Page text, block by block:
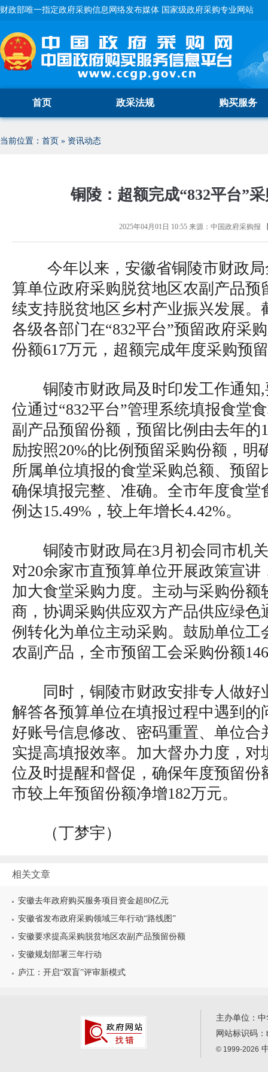
财政部唯一指定政府采购信息网络发布媒体 国家级政府采购专业网站
首页 政采法规 购买服务
当前位置： 首页 » 资讯动态
铜陵：超额完成“832平台”
2025年04月01日 10:55来源： 中国政府采购报
今年以来，安徽省铜陵市财政
算单位政府采购脱贫地区农副产品预
续支持脱贫地区乡村产业振兴发展。
各级各部门在“832平台”预留政府采
份额617万元，超额完成年度采购预
铜陵市财政局及时印发工作通知
位通过“832平台”管理系统填报食堂
副产品预留份额，预留比例由去年的
励按照20%的比例预留采购份额，明
所属单位填报的食堂采购总额、预留
确保填报完整、准确。全市年度食堂
例达15.49%，较上年增长4.42%。
铜陵市财政局在3月初会同市机
对20余家市直预算单位开展政策宣讲
加大食堂采购力度。主动与采购份额
商，协调采购供应双方产品供应绿色
例转化为单位主动采购。鼓励单位工
农副产品，全市预留工会采购份额
同时，铜陵市财政安排专人做
解答各预算单位在填报过程中遇到的
好账号信息修改、密码重置、单位合
实提高填报效率。加大督办力度，对
位及时提醒和督促，确保年度预留份
市较上年预留份额净增182万元。
（丁梦宇）
相关文章
安徽去年政府购买服务项目资金超80亿元
安徽省发布政府采购领域三年行动“路线图”
安徽要求提高采购脱贫地区农副产品预留份额
安徽规划部署三年行动
庐江：开启“双盲”评审新模式
主办单位：
网站标识码：
© 1999-2026